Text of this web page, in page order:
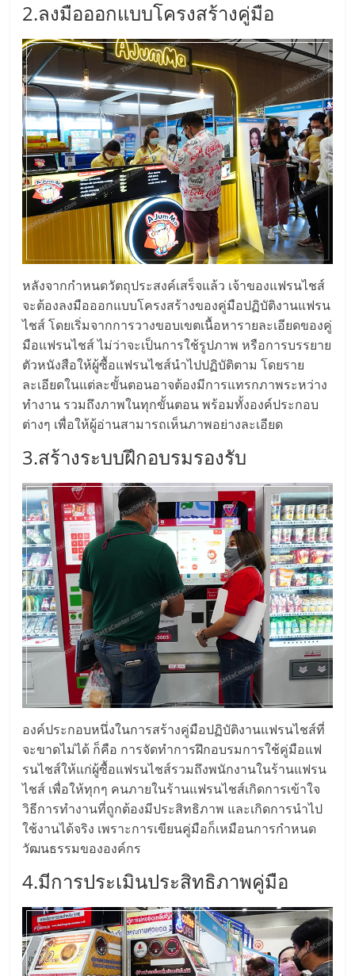
ไชส์
ขาย
แฟ
รน
ไชส์
แฟ
รน
ไชส์
ขาย
หน้า
บ้าน
ลงทุน
น้อย
คืน
ทุน
ไว,
ที่
ปรึกษา
การ
ลงทุน
และ
ขยาย
2.ลงมือออกแบบโครงสร้างคู่มือ
หลังจากกำหนดวัตถุประสงค์เสร็จแล้ว เจ้าของแฟรนไชส์
จะต้องลงมือออกแบบโครงสร้างของคู่มือปฏิบัติงานแฟรน
ไชส์ โดยเริ่มจากการวางขอบเขตเนื้อหารายละเอียดของคู่
มือแฟรนไชส์ ไม่ว่าจะเป็นการใช้รูปภาพ หรือการบรรยาย
ตัวหนังสือให้ผู้ซื้อแฟรนไชส์นำไปปฏิบัติตาม โดยราย
ละเอียดในแต่ละขั้นตอนอาจต้องมีการแทรกภาพระหว่าง
ทำงาน รวมถึงภาพในทุกขั้นตอน พร้อมทั้งองค์ประกอบ
ต่างๆ เพื่อให้ผู้อ่านสามารถเห็นภาพอย่างละเอียด
3.สร้างระบบฝึกอบรมรองรับ
องค์ประกอบหนึ่งในการสร้างคู่มือปฏิบัติงานแฟรนไชส์ที่
จะขาดไม่ได้ ก็คือ การจัดทำการฝึกอบรมการใช้คู่มือแฟ
รนไชส์ให้แก่ผู้ซื้อแฟรนไชส์รวมถึงพนักงานในร้านแฟรน
ไชส์ เพื่อให้ทุกๆ คนภายในร้านแฟรนไชส์เกิดการเข้าใจ
วิธีการทำงานที่ถูกต้องมีประสิทธิภาพ และเกิดการนำไป
ใช้งานได้จริง เพราะการเขียนคู่มือก็เหมือนการกำหนด
วัฒนธรรมขององค์กร
4.มีการประเมินประสิทธิภาพคู่มือ